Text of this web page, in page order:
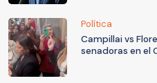
Política
Campillai vs
senadoras en el